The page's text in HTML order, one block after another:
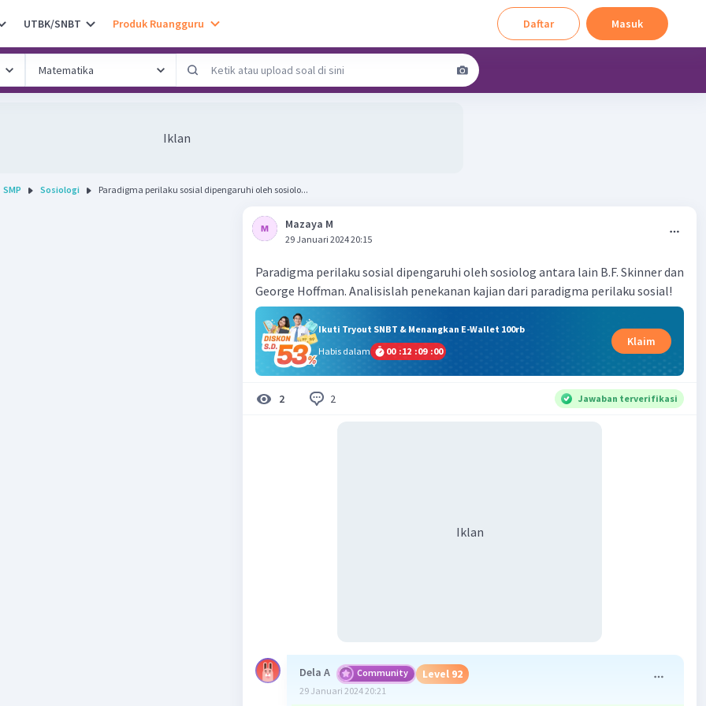
UTBK/SNBT Produk Ruangguru Daftar Masuk
Iklan
SMP Sosiologi Paradigma perilaku sosial dipengaruhi oleh sosiolo...
Mazaya M
29 Januari 2024 20:15
Paradigma perilaku sosial dipengaruhi oleh sosiolog antara lain B.F. Skinner dan
George Hoffman. Analisislah penekanan kajian dari paradigma perilaku sosial!
Ikuti Tryout SNBT & Menangkan E-Wallet 100rb
Habis dalam
00 :12 :09 :00
Klaim
2 2 Jawaban terverifikasi
Iklan
Dela A Community Level 92
29 Januari 2024 20:21